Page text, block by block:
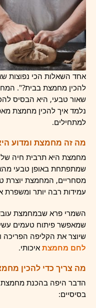
אחד השאלות הכי נפוצות
להכין מחמצת בבית?".
שאור טבעי, היא הבסיס
נלמד איך להכין מחמצת
למתחילים.
מה זה מחמצת ומדוע
מחמצת היא תרבית חיה של
שמתפתחת באופן טבעי
מסחריים, המחמצת יוצרת
עמידות רבה יותר ומשפרת
השמרי פרא שבמחמצת
שמאפשר פיתוח טעמים
שיוצר את הקליפה הפריכה
לחם מחמצת איכותי.
מה צריך כדי להכין
הדבר היפה בהכנת מחמצת
בסיסיים: